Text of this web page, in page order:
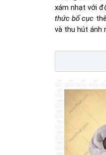
xám nhạt với
thức bố cục
và thu hút ánh